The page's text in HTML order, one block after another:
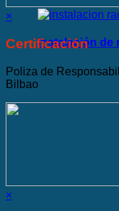
Instalación de
×
Certificación
Poliza de
Bilbao
×